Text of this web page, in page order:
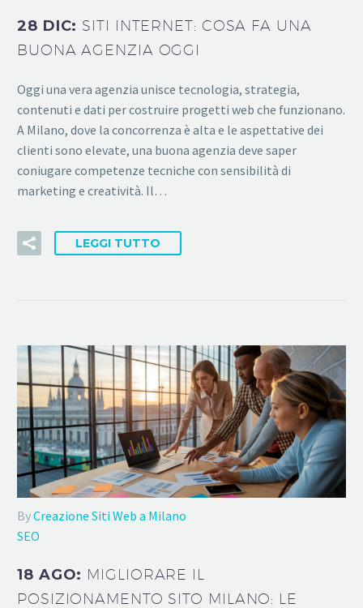
28 DIC: SITI INTERNET: COSA FA UNA
BUONA AGENZIA OGGI
Oggi una vera agenzia unisce tecnologia, strategia,
contenuti e dati per costruire progetti web che funzionano.
A Milano, dove la concorrenza è alta e le aspettative dei
clienti sono elevate, una buona agenzia deve saper
coniugare competenze tecniche con sensibilità di
marketing e creatività. Il…
LEGGI TUTTO
ByCreazione Siti Web a Milano
SEO
18 AGO: MIGLIORARE IL
POSIZIONAMENTO SITO MILANO: LE